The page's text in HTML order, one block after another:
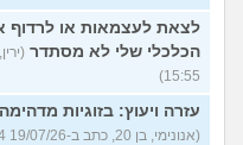
לצאת לעצמאות או לרדוף
הכלכלי שלי לא מסתדר
15:55)
עזרה ויעוץ: בזוגיות
(אנונימי, בן 20, כתב ב-19/07/26 15:44)